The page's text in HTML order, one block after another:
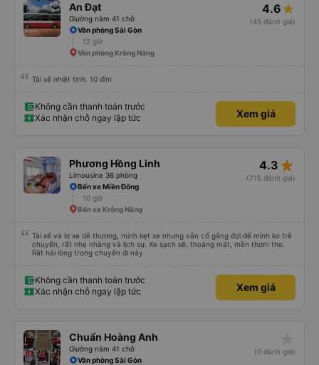
An Đạt
Giường nằm 41 chỗ
4.6
(45 đánh giá)
Văn phòng Sài Gòn
12 giờ
Văn phòng Krông Năng
Tài xế nhiệt tình. 10 đỉm
Không cần thanh toán trước
Xác nhận chỗ ngay lập tức
Xem giá
Phương Hồng Linh
Limousine 36 phòng
4.3 star_rate
(715 đánh giá)
Bến xe Miền Đông
10 giờ
Bến xe Krông Năng
Tài xế và lơ xe dễ thương, mình kẹt xe nhưng vẫn cố gắng đợi để mình ko trễ
chuyến, rất nhẹ nhàng và lịch sự. Xe sạch sẽ, thoáng mát, mền thơm tho.
Rất hài lòng trong chuyến đi này
Không cần thanh toán trước
Xác nhận chỗ ngay lập tức
Xem giá
Chuẩn Hoàng Anh
Giường nằm 41 chỗ
(0 đánh giá)
Văn phòng Sài Gòn